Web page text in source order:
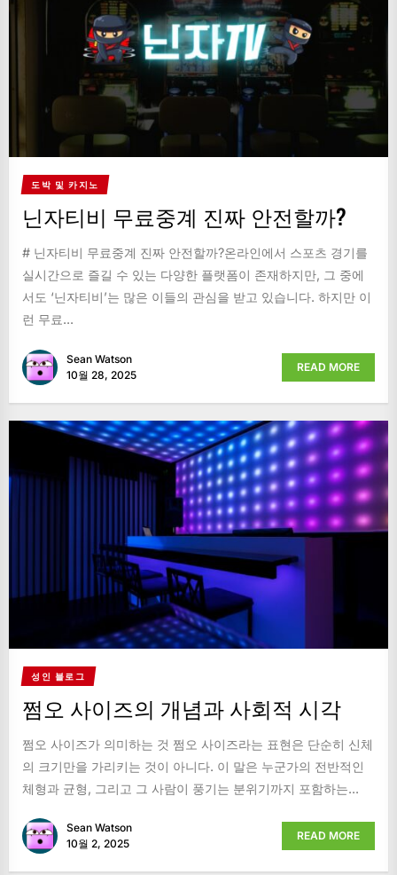
도박 및 카지노
닌자티비 무료중계 진짜 안전할까?
# 닌자티비 무료중계 진짜 안전할까?온라인에서 스포츠 경기를
실시간으로 즐길 수 있는 다양한 플랫폼이 존재하지만, 그 중에
서도 ‘닌자티비’는 많은 이들의 관심을 받고 있습니다. 하지만 이
런 무료...
Sean Watson
10월 28, 2025
READ MORE
성인 블로그
쩜오 사이즈의 개념과 사회적 시각
쩜오 사이즈가 의미하는 것 쩜오 사이즈라는 표현은 단순히 신체
의 크기만을 가리키는 것이 아니다. 이 말은 누군가의 전반적인
체형과 균형, 그리고 그 사람이 풍기는 분위기까지 포함하는...
Sean Watson
10월 2, 2025
READ MORE